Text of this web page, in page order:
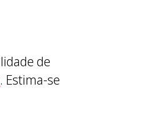
de
. Estima-se